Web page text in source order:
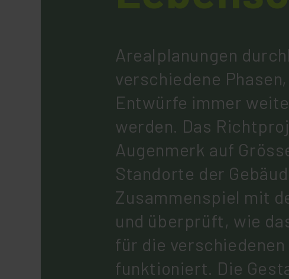
Arealplanungen
verschiedene
Entwürfe immer
werden. Das
Augenmerk auf
Standorte der
Zusammenspiel mit
und überprüft, wie
für die
funktioniert. Die